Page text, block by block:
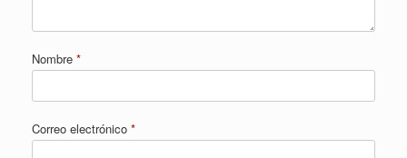
Nombre *
Correo electrónico *